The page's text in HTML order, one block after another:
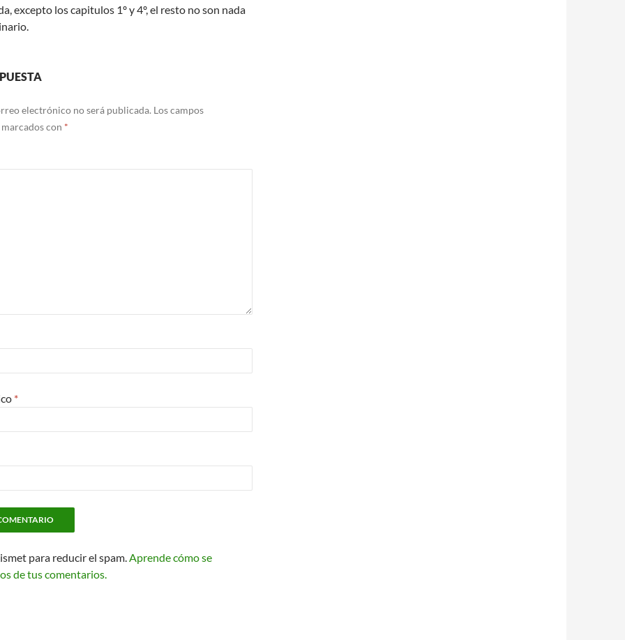
excepto los capitulos 1º y 4º, el resto no son nada
electrónico no será publicada. Los campos
con *
*
para reducir el spam.Aprende cómo se
de tus comentarios.